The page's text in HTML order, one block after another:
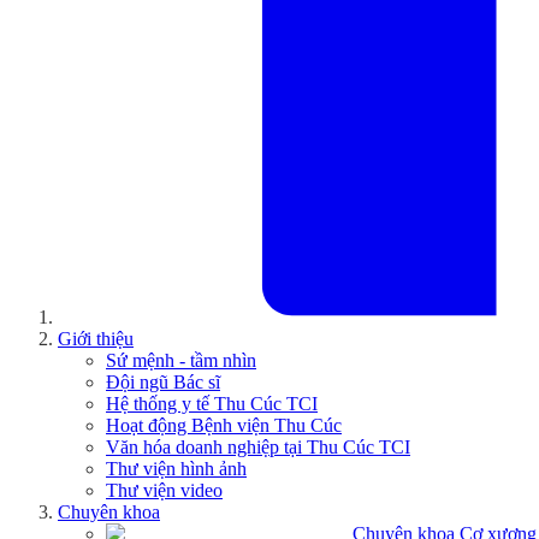
Giới thiệu
Sứ mệnh - tầm nhìn
Đội ngũ Bác sĩ
Hệ thống y tế Thu Cúc TCI
Hoạt động Bệnh viện Thu Cúc
Văn hóa doanh nghiệp tại Thu Cúc TCI
Thư viện hình ảnh
Thư viện video
Chuyên khoa
Chuyên khoa Cơ